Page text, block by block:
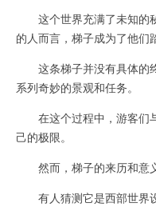
这个世界充满了未知的
的人而言，梯子成为了他们
这条梯子并没有具体的
系列奇妙的景观和任务。
在这个过程中，游客们
己的极限。
然而，梯子的来历和意义
有人猜测它是西部世界